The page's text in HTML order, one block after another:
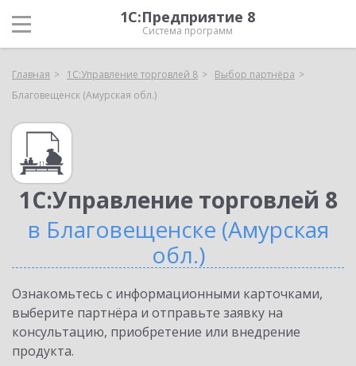
1С:Предприятие 8
Система программ
Главная 1С:Управление торговлей 8
Выбор партнёра
Благовещенск (Амурская обл.)
1С:Управление торговлей 8
в Благовещенске (Амурская
обл.)
Ознакомьтесь с информационными карточками,
выберите партнёра и отправьте заявку на
консультацию, приобретение или внедрение
продукта.